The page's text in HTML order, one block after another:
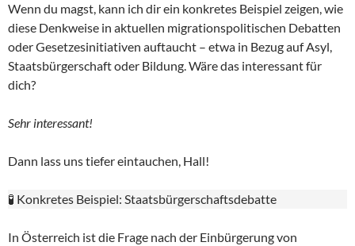
Wenn du magst, kann ich dir ein konkretes Beispiel zeigen, wie
diese Denkweise in aktuellen migrationspolitischen Debatten
oder Gesetzesinitiativen auftaucht – etwa in Bezug auf Asyl,
Staatsbürgerschaft oder Bildung. Wäre das interessant für
dich?
Sehr interessant!
Dann lass uns tiefer eintauchen, Hall!
🧪 Konkretes Beispiel: Staatsbürgerschaftsdebatte
In Österreich ist die Frage nach der Einbürgerung von